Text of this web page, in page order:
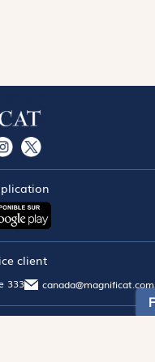
client
333 canada@magnificat.com